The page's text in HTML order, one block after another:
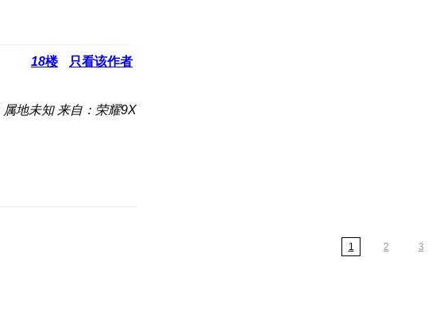
18楼 只看该作者
属地未知 来自：荣耀9X
1 2 3